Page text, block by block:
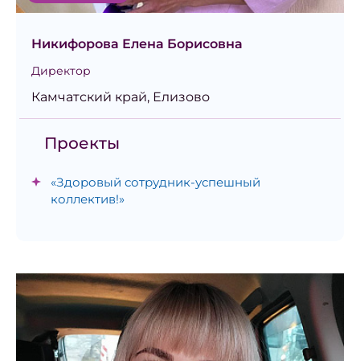
Никифорова Елена Борисовна
Директор
Камчатский край, Елизово
Проекты
«Здоровый сотрудник-успешный
коллектив!»